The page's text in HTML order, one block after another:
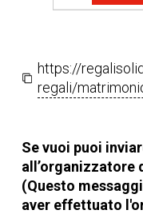
https://
regali/
Se vuoi puoi
all’organizzatore
(Questo
aver effettuato